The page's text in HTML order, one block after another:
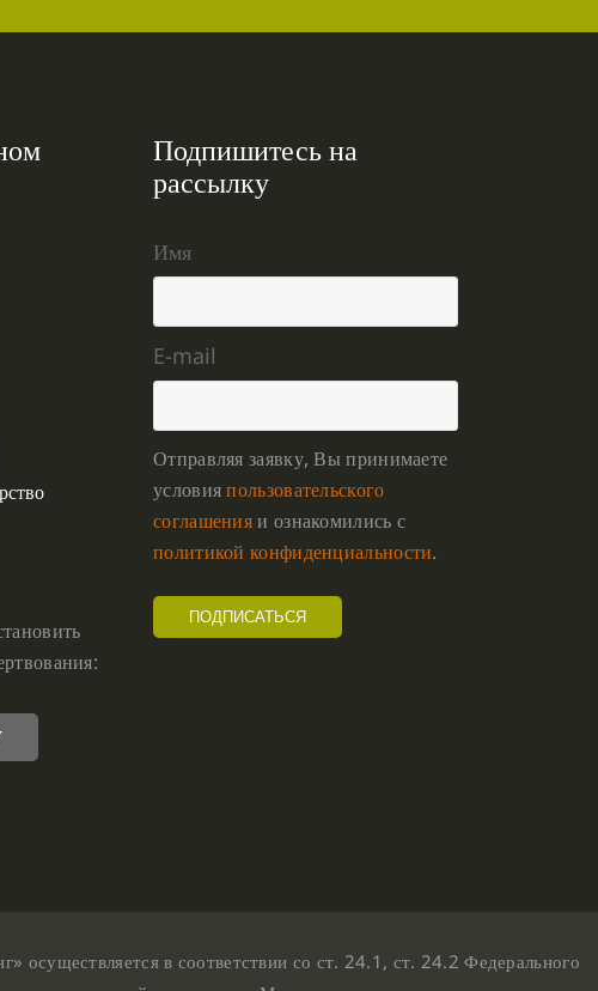
Подпишитесь на
рассылку
Имя
E-mail
Отправляя заявку, Вы принимаете
условияпользовательского
соглашенияи ознакомились с
политикой конфиденциальности.
осуществляется в соответствии со ст. 24.1, ст. 24.2 Федерального